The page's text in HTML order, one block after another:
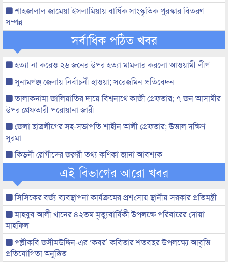
শাহজালাল জামেয়া ইসলামিয়ায় বার্ষিক সাংস্কৃতিক পুরস্কার বিতরণ
সম্পন্ন
সর্বাধিক পঠিত খবর
হত্যা না করেও ২৬ জনের উপর হত্যা মামলার করলো আওয়ামী লীগ
সুনামগঞ্জ জেলায় নির্বাচনী হাওয়া; সরেজমিন প্রতিবেদন
তালাকনামা জালিয়াতির দায়ে বিশ্বনাথে কাজী গ্রেফতার; ৭ জন আসামীর
উপর গ্রেফতারী পরোয়ানা জারী
জেলা ছাত্রলীগের সহ-সভাপতি শাহীন আলী গ্রেফতার; উত্তাল দক্ষিণ
সুরমা
কিডনী রোগীদের জরুরী তথ্য কণিকা জানা আবশ্যক
এই বিভাগের আরো খবর
সিসিকের বর্জ্য ব্যবস্থাপনা কার্যক্রমের প্রশংসায় স্থানীয় সরকার প্রতিমন্ত্রী
মাহবুব আলী খানের ৪২তম মৃত্যুবার্ষিকী উপলক্ষে পরিবারের দোয়া
মাহফিল
পল্লীকবি জসীমউদ্দিন-এর ‘কবর’ কবিতার শতবছর উপলক্ষ্যে আবৃত্তি
প্রতিযোগিতা অনুষ্ঠিত